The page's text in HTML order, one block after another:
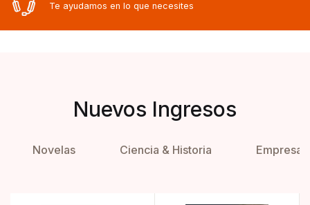
Te ayudamos en lo que necesites
Nuevos Ingresos
Novelas Ciencia & Historia Empresa